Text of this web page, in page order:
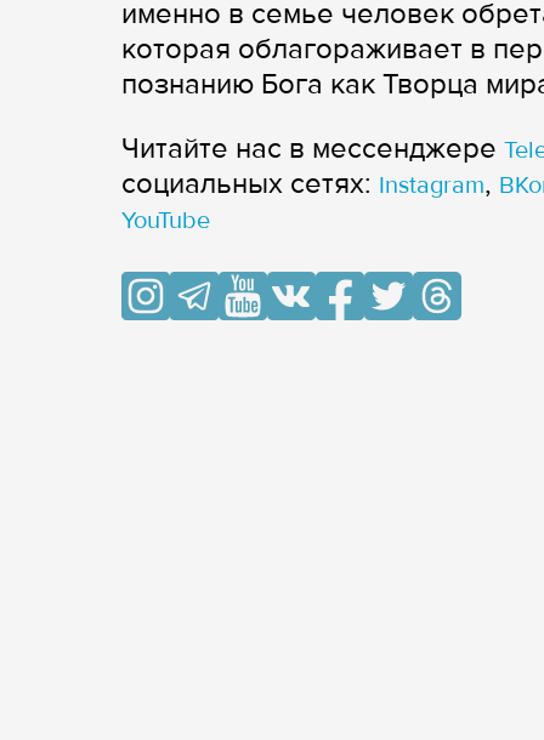
именно в семье человек
которая облагораживает в
познанию Бога как Творца
Читайте нас в мессенджере
cоциальных сетях: Instagram,
YouTube